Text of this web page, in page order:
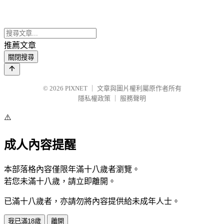
推薦文章
關閉搜尋
© 2026 PIXNET
文章與圖片權利屬原作者所有
隱私權政策
服務聲明
⚠️
成人內容提醒
本部落格內容僅限年滿十八歲者瀏覽。
若您未滿十八歲，請立即離開。
已滿十八歲者，亦請勿將內容提供給未成年人士。
我已滿18歲 離開